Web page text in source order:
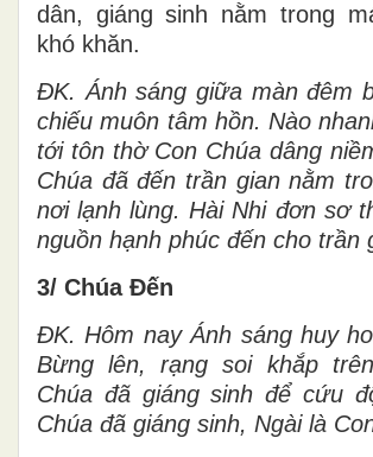
dân, giáng sinh nằm trong
khó khăn.
ĐK. Ánh sáng giữa màn đêm
chiếu muôn tâm hồn. Nào
tới tôn thờ Con Chúa dâng
Chúa đã đến trần gian nằm
nơi lạnh lùng. Hài Nhi đơn sơ
nguồn hạnh phúc đến cho trần
3/ Chúa Đến
ĐK. Hôm nay Ánh sáng huy
Bừng lên, rạng soi khắp
Chúa đã giáng sinh để cứu
Chúa đã giáng sinh, Ngài là